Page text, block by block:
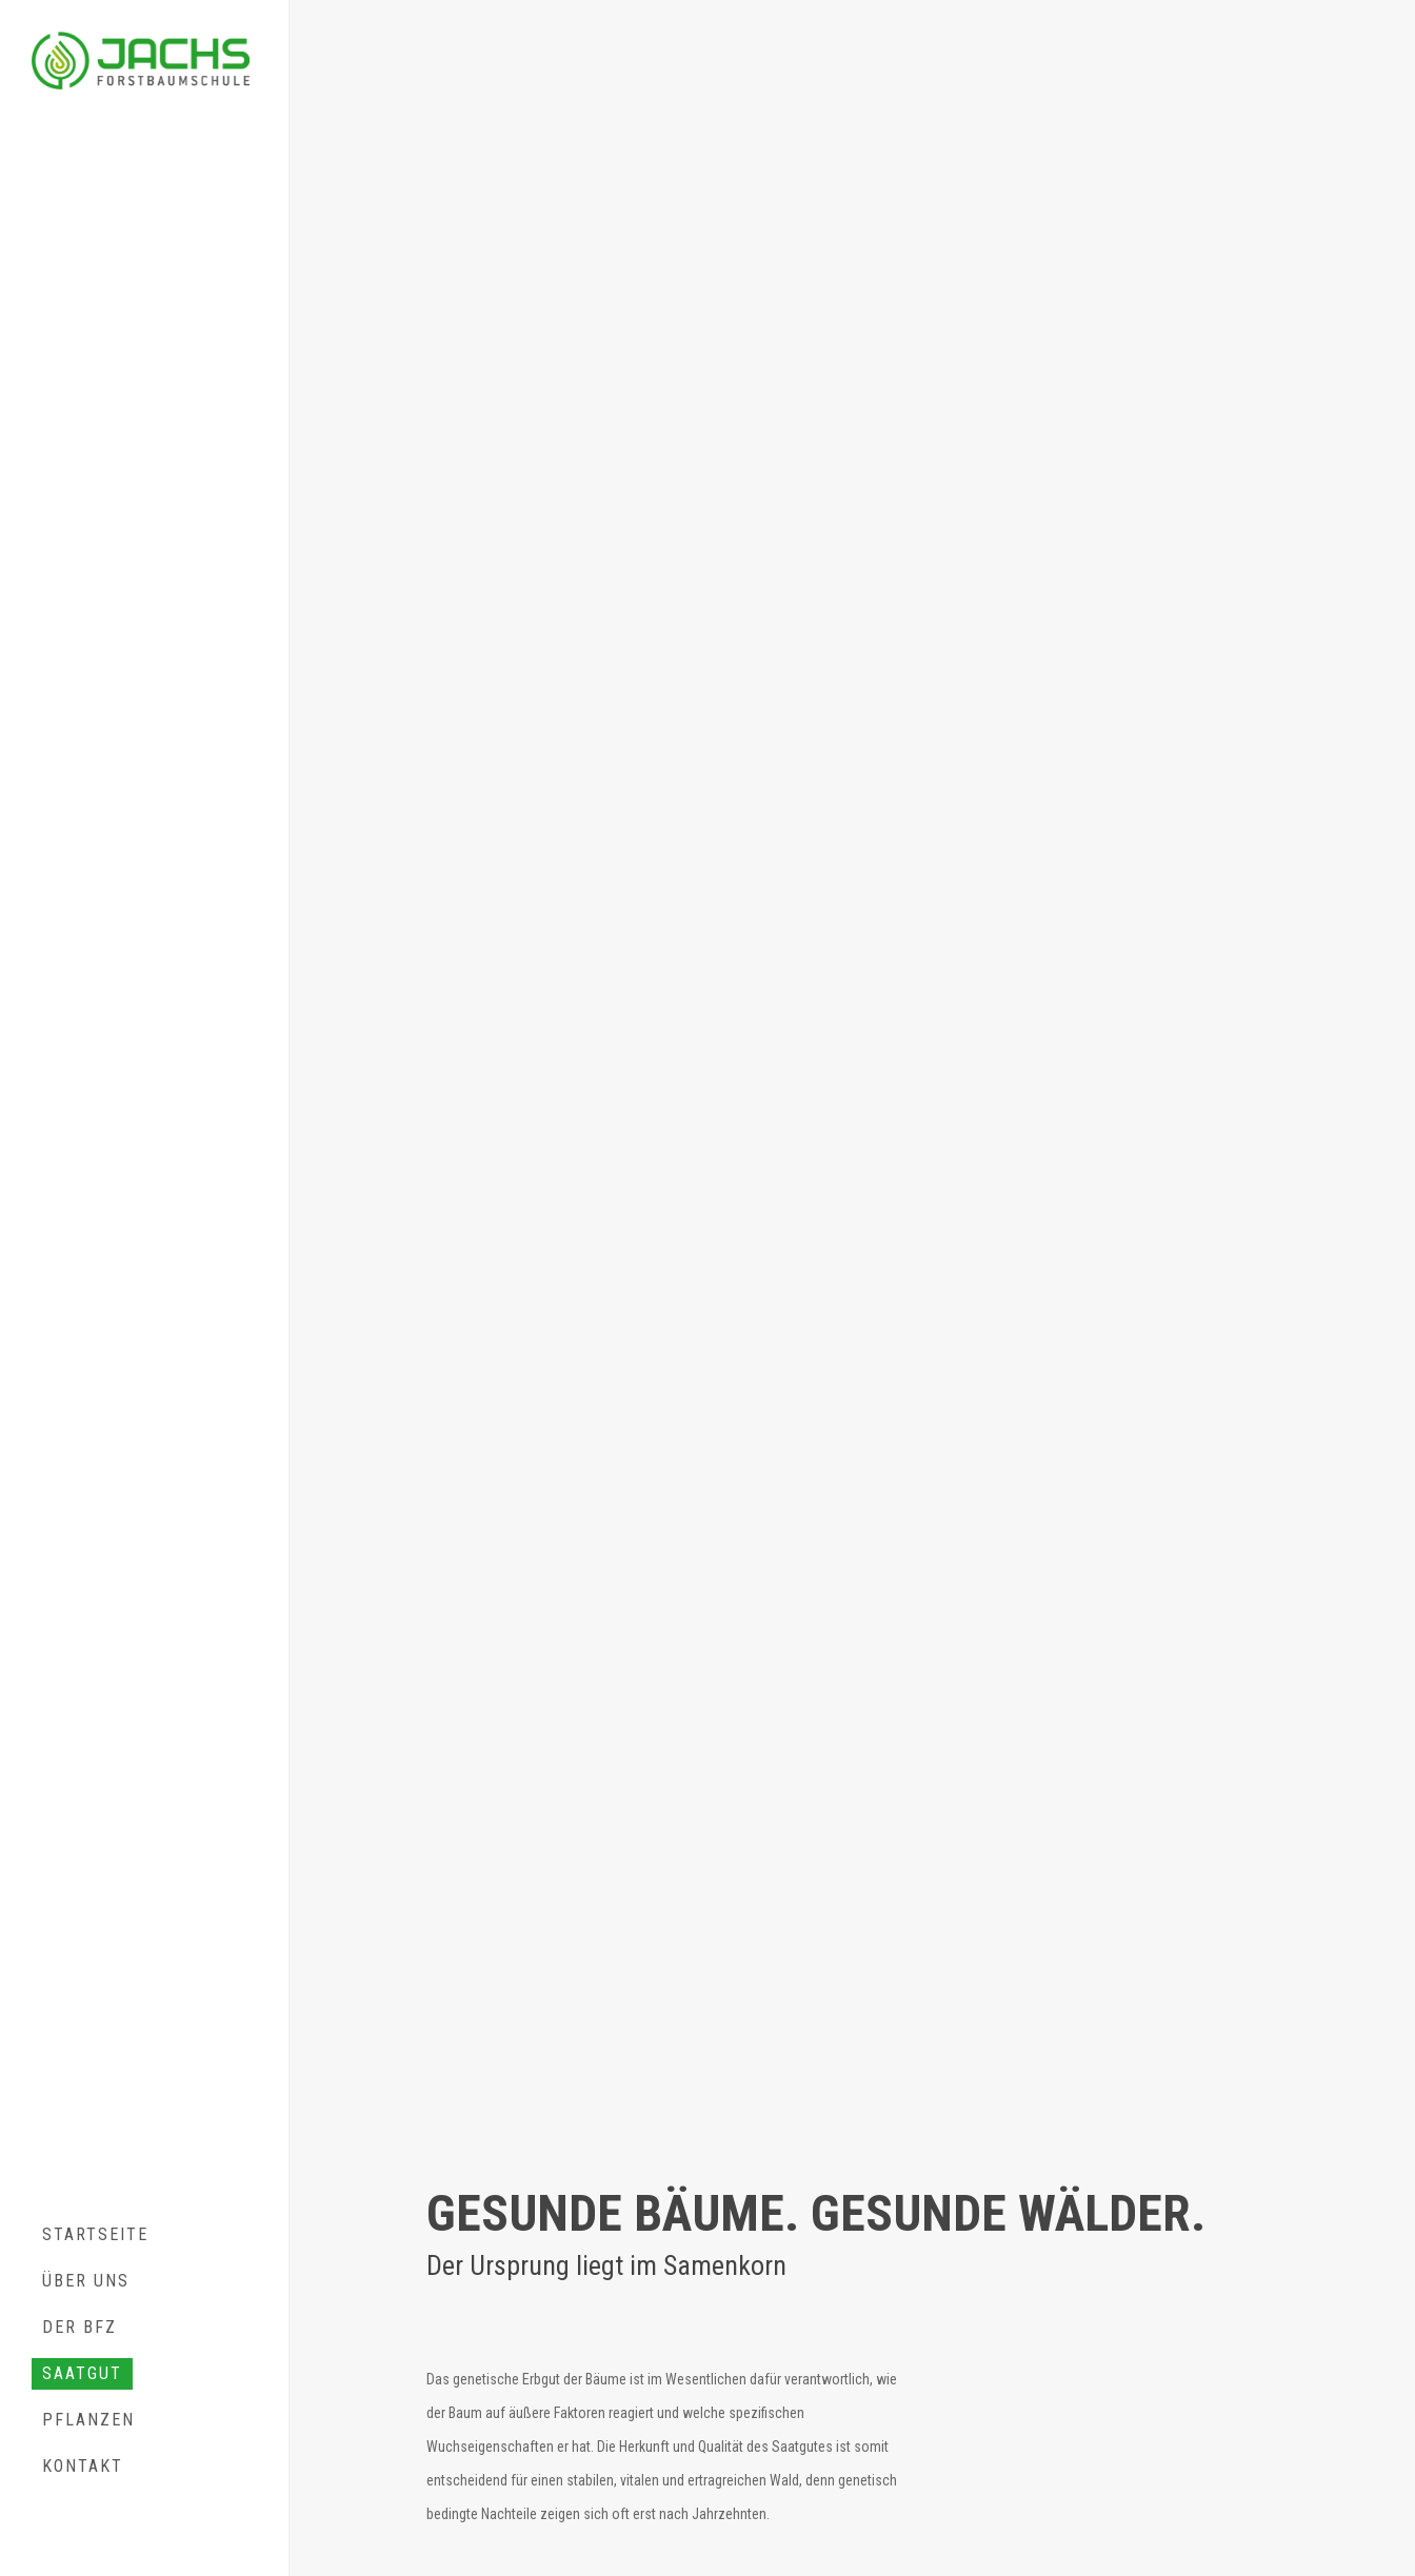
STARTSEITE
ÜBER UNS
DER BFZ
SAATGUT
PFLANZEN
KONTAKT
GESUNDE BÄUME. GESUNDE WÄLDER.
Der Ursprung liegt im Samenkorn
Das genetische Erbgut der Bäume ist im Wesentlichen dafür verantwortlich, wie
der Baum auf äußere Faktoren reagiert und welche spezifischen
Wuchseigenschaften er hat. Die Herkunft und Qualität des Saatgutes ist somit
entscheidend für einen stabilen, vitalen und ertragreichen Wald, denn genetisch
bedingte Nachteile zeigen sich oft erst nach Jahrzehnten.